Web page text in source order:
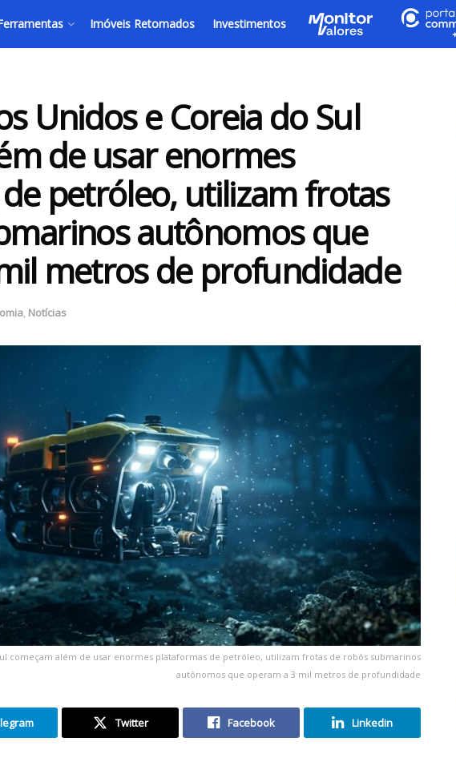
Imóveis Retomados Investimentos
Unidos e Coreia do Sul
de usar enormes
petróleo, utilizam frotas
autônomos que
metros de profundidade
, Notícias
começam além de usar enormes plataformas de petróleo, utilizam frotas de robôs submarinos
autônomos que operam a 3 mil metros de profundidade
Twitter Facebook Linkedin